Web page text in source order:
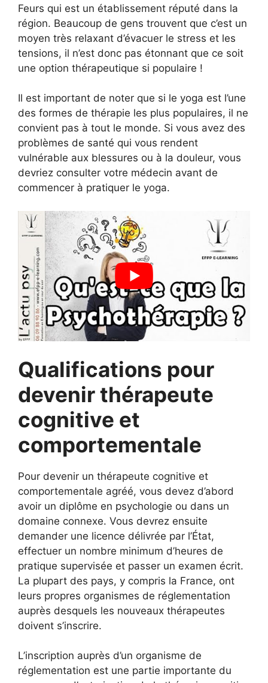
Feurs qui est un établissement réputé dans la
région. Beaucoup de gens trouvent que c’est un
moyen très relaxant d’évacuer le stress et les
tensions, il n’est donc pas étonnant que ce soit
une option thérapeutique si populaire !
Il est important de noter que si le yoga est l’une
des formes de thérapie les plus populaires, il ne
convient pas à tout le monde. Si vous avez des
problèmes de santé qui vous rendent
vulnérable aux blessures ou à la douleur, vous
devriez consulter votre médecin avant de
commencer à pratiquer le yoga.
Qualifications pour
devenir thérapeute
cognitive et
comportementale
Pour devenir un thérapeute cognitive et
comportementale agréé, vous devez d’abord
avoir un diplôme en psychologie ou dans un
domaine connexe. Vous devrez ensuite
demander une licence délivrée par l’État,
effectuer un nombre minimum d’heures de
pratique supervisée et passer un examen écrit.
La plupart des pays, y compris la France, ont
leurs propres organismes de réglementation
auprès desquels les nouveaux thérapeutes
doivent s’inscrire.
L’inscription auprès d’un organisme de
réglementation est une partie importante du